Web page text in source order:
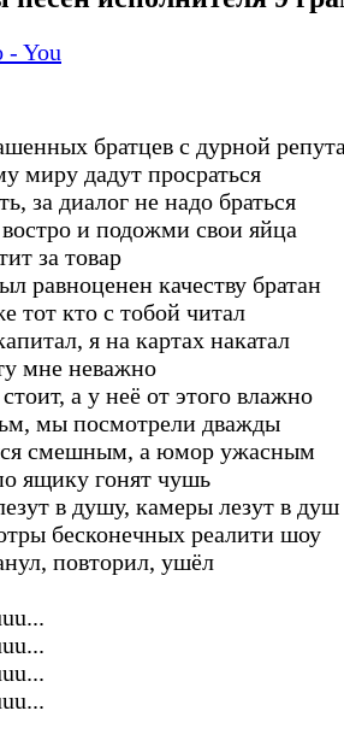
- You
братцев с дурной
миру дадут просраться
за диалог не надо браться
и подожми свои яйца
за товар
равноценен качеству братан
тот кто с тобой читал
я на картах накатал
мне неважно
а у неё от этого влажно
мы посмотрели дважды
смешным, а юмор ужасным
ящику гонят чушь
в душу, камеры лезут в душ
бесконечных реалити шоу
повторил, ушёл